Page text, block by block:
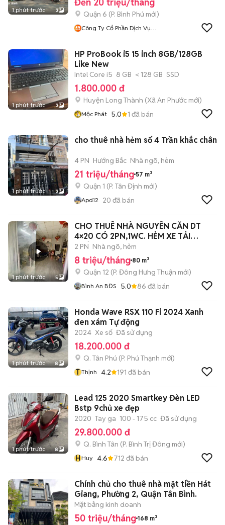
1 phút trước 3 Quận 6 (P. Bình Phú mới)
Công Ty Cổ Phần Dịch Vụ
1 phút trước 3
HP ProBook i5 15 inch 8GB/128GB
Like New
Intel Core i5 8 GB < 128 GB SSD
1.800.000 đ
Huyện Long Thành (Xã An Phước mới)
Mộc Phát 5.0 1 đã bán
1 phút trước 3
cho thuê nhà hẻm số 4 Trần khắc chân
4 PN Hướng Bắc Nhà ngõ, hẻm
21 triệu/tháng 57 m²
Quận 1 (P. Tân Định mới)
Apd12 20 đã bán
1 phút trước 5
CHO THUÊ NHÀ NGUYÊN CĂN DT
4×20 CÓ 2PN,1WC. HẺM XE TẢI
THÔNG
2 PN Nhà ngõ, hẻm
8 triệu/tháng 80 m²
Quận 12 (P. Đông Hưng Thuận mới)
Bình An BĐS 5.0 86 đã bán
1 phút trước 8
Honda Wave RSX 110 Fi 2024 Xanh
đen xám Tự động
2024 Xe số Đã sử dụng
18.200.000 đ
Q. Tân Phú (P. Phú Thạnh mới)
T Thịnh 4.2 191 đã bán
1 phút trước 8
Lead 125 2020 Smartkey Đèn LED
Bstp 9chủ xe đẹp
2020 Tay ga 100 - 175 cc Đã sử dụng
29.800.000 đ
Q. Bình Tân (P. Bình Trị Đông mới)
HHuy 4.6 712 đã bán
Chính chủ cho thuê nhà mặt tiền Hát
Giang, Phường 2, Quận Tân Bình.
Mặt bằng kinh doanh
50 triệu/tháng 168 m²